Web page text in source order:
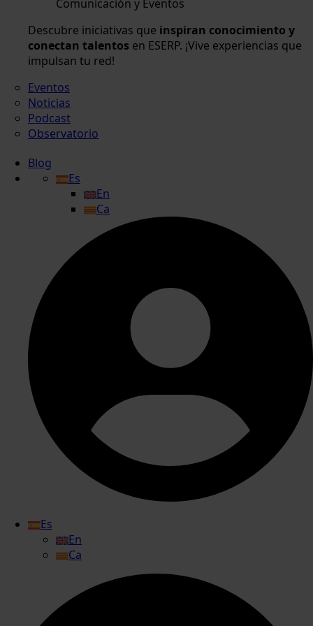
Comunicación y Eventos
Descubre iniciativas que inspiran conocimiento y
conectan talentos en ESERP. ¡Vive experiencias que
impulsan tu red!
Eventos
Noticias
Podcast
Observatorio
Blog
Es
En
Ca
Es
En
Ca